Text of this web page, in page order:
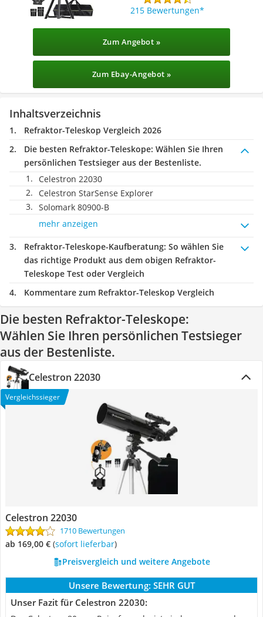
215 Bewertungen
Zum Angebot »
Zum Ebay-Angebot »
Inhaltsverzeichnis
Refraktor-Teleskop Vergleich 2026
Die besten Refraktor-Teleskope: Wählen Sie Ihren
persönlichen Testsieger aus der Bestenliste.
Celestron 22030
Celestron StarSense Explorer
Solomark 80900-B
mehr anzeigen
Refraktor-Teleskope-Kaufberatung: So wählen Sie
das richtige Produkt aus dem obigen Refraktor-
Teleskope Test oder Vergleich
Kommentare zum Refraktor-Teleskop Vergleich
Die besten Refraktor-Teleskope:
Wählen Sie Ihren persönlichen Testsieger
aus der Bestenliste.
Celestron 22030
Vergleichssieger
Celestron 22030
1710 Bewertungen
ab 169,00 € ( Sofort lieferbar)
Preisvergleich und weitere Angebote
Unsere Bewertung: SEHR GUT
Unser Fazit für Celestron 22030: